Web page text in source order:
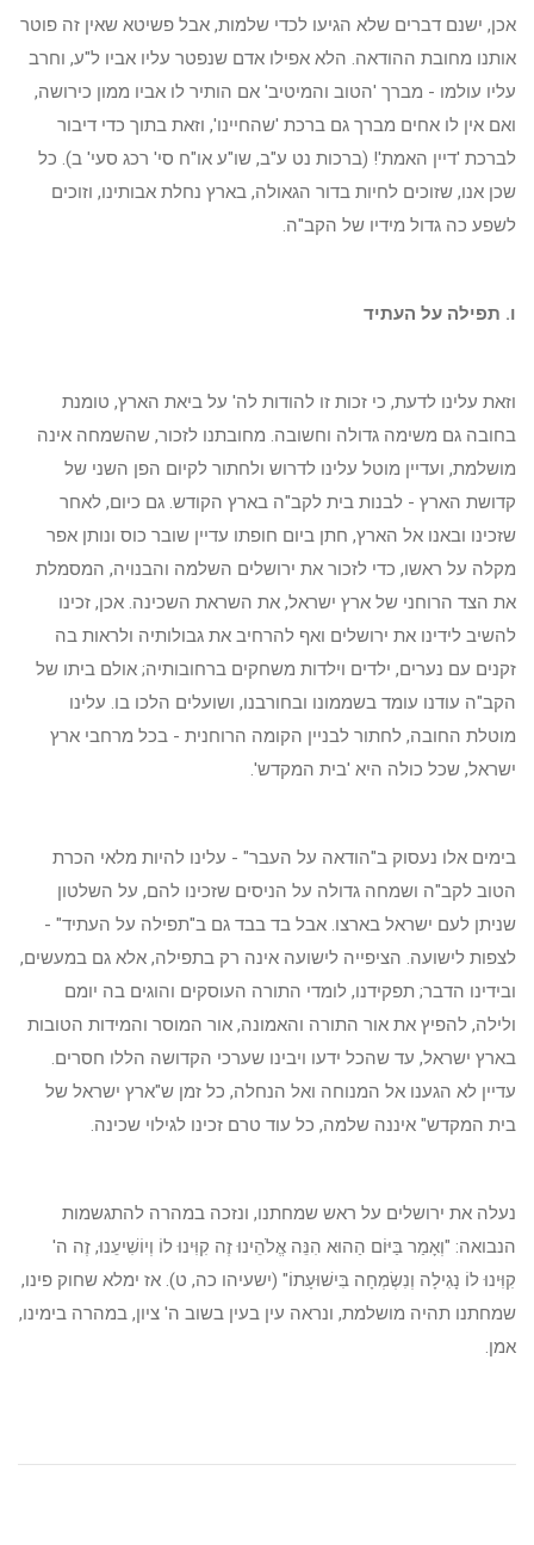
אכן, ישנם דברים שלא הגיעו לכדי שלמות, אבל פשיטא שאין זה פוטר
אותנו מחובת ההודאה. הלא אפילו אדם שנפטר עליו אביו ל"ע, וחרב
עליו עולמו - מברך 'הטוב והמיטיב' אם הותיר לו אביו ממון כירושה,
ואם אין לו אחים מברך גם ברכת 'שהחיינו', וזאת בתוך כדי דיבור
לברכת 'דיין האמת'! (ברכות נט ע"ב, שו"ע או"ח סי' רכג סעי' ב). כל
שכן אנו, שזוכים לחיות בדור הגאולה, בארץ נחלת אבותינו, וזוכים
לשפע כה גדול מידיו של הקב"ה.
ו. תפילה על העתיד
וזאת עלינו לדעת, כי זכות זו להודות לה' על ביאת הארץ, טומנת
בחובה גם משימה גדולה וחשובה. מחובתנו לזכור, שהשמחה אינה
מושלמת, ועדיין מוטל עלינו לדרוש ולחתור לקיום הפן השני של
קדושת הארץ - לבנות בית לקב"ה בארץ הקודש. גם כיום, לאחר
שזכינו ובאנו אל הארץ, חתן ביום חופתו עדיין שובר כוס ונותן אפר
מקלה על ראשו, כדי לזכור את ירושלים השלמה והבנויה, המסמלת
את הצד הרוחני של ארץ ישראל, את השראת השכינה. אכן, זכינו
להשיב לידינו את ירושלים ואף להרחיב את גבולותיה ולראות בה
זקנים עם נערים, ילדים וילדות משחקים ברחובותיה; אולם ביתו של
הקב"ה עודנו עומד בשממונו ובחורבנו, ושועלים הלכו בו. עלינו
מוטלת החובה, לחתור לבניין הקומה הרוחנית - בכל מרחבי ארץ
ישראל, שכל כולה היא 'בית המקדש'.
בימים אלו נעסוק ב"הודאה על העבר" - עלינו להיות מלאי הכרת
הטוב לקב"ה ושמחה גדולה על הניסים שזכינו להם, על השלטון
שניתן לעם ישראל בארצו. אבל בד בבד גם ב"תפילה על העתיד" -
לצפות לישועה. הציפייה לישועה אינה רק בתפילה, אלא גם במעשים,
ובידינו הדבר; תפקידנו, לומדי התורה העוסקים והוגים בה יומם
ולילה, להפיץ את אור התורה והאמונה, אור המוסר והמידות הטובות
בארץ ישראל, עד שהכל ידעו ויבינו שערכי הקדושה הללו חסרים.
עדיין לא הגענו אל המנוחה ואל הנחלה, כל זמן ש"ארץ ישראל של
בית המקדש" איננה שלמה, כל עוד טרם זכינו לגילוי שכינה.
נעלה את ירושלים על ראש שמחתנו, ונזכה במהרה להתגשמות
הנבואה: "וְאָמַר בַּיּוֹם הַהוּא הִנֵּה אֱלֹהֵינוּ זֶה קִוִּינוּ לוֹ וְיוֹשִׁיעֵנוּ, זֶה ה'
קִוִּינוּ לוֹ נָגִילָה וְנִשְׂמְחָה בִּישׁוּעָתוֹ" (ישעיהו כה, ט). אז ימלא שחוק פינו,
שמחתנו תהיה מושלמת, ונראה עין בעין בשוב ה' ציון, במהרה בימינו,
אמן.